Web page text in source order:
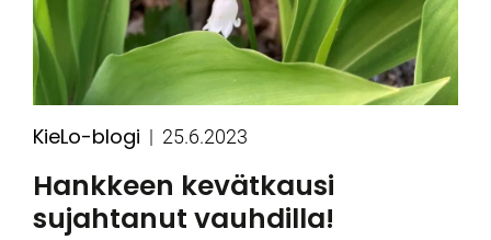
Kategoriat
KieLo-blogi Julkaistu
25.6.2023
Hankkeen kevätkausi
sujahtanut vauhdilla!